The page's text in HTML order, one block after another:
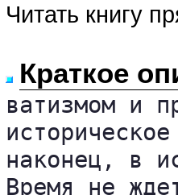
Читать книгу
Краткое
ватизмом и
наконец, в
Время не